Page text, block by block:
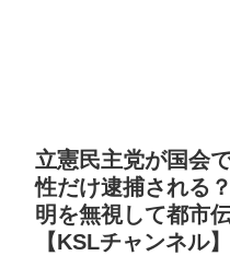
立憲民主党が国会
性だけ逮捕される
明を無視して都市
【KSLチャンネル】